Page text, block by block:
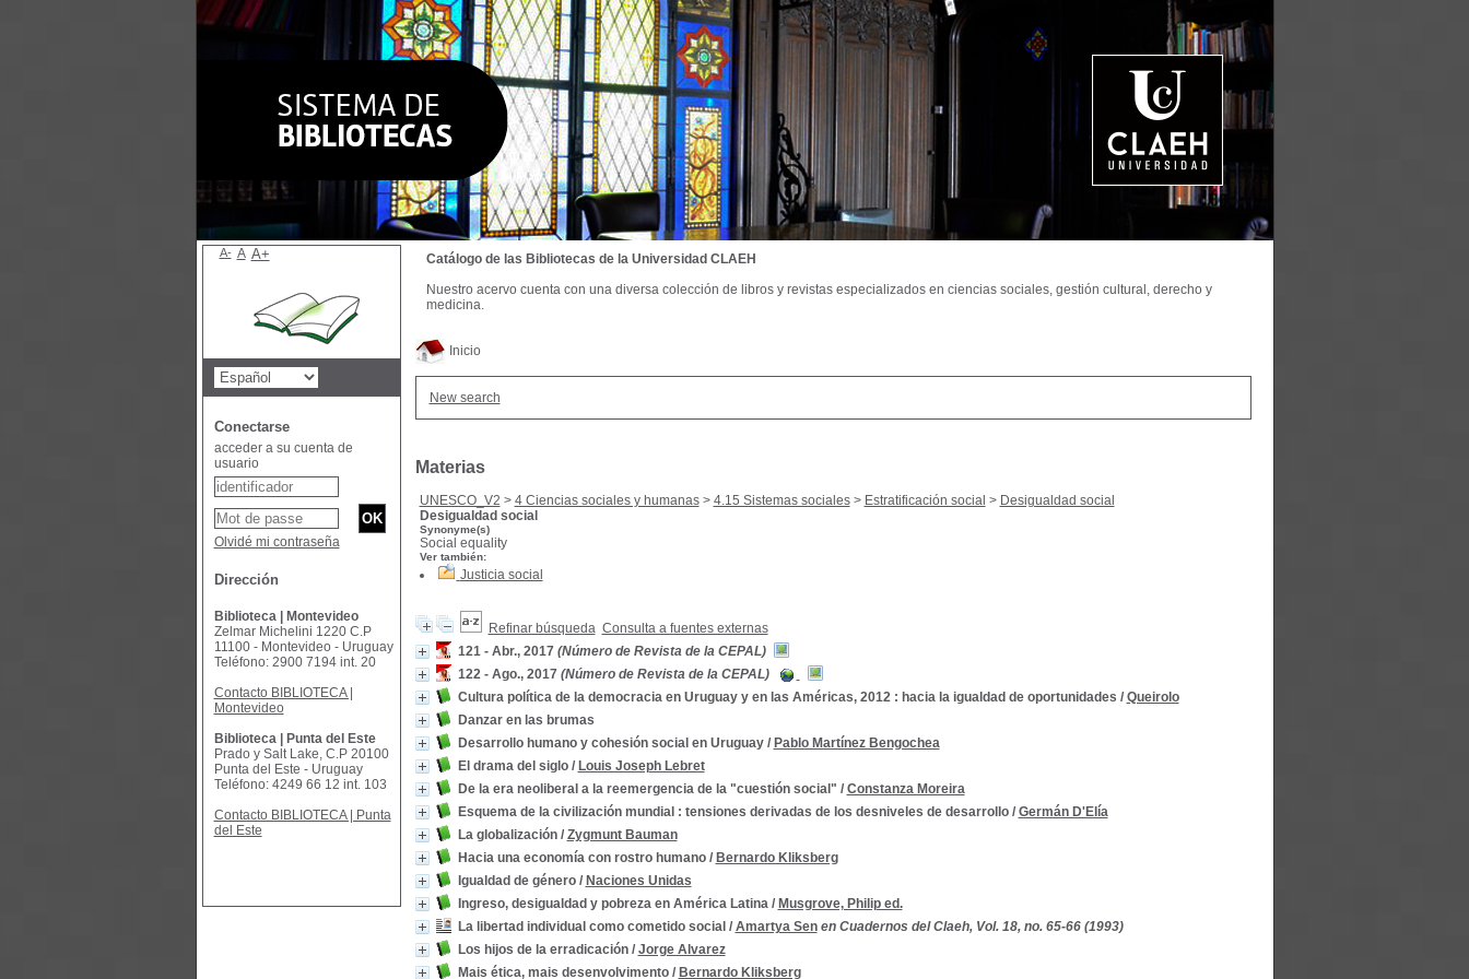
Inicio
New search
Materias
UNESCO_V2 > 4 Ciencias sociales y humanas> 4.15 Sistemas sociales> Estratificación social > Desigualdad social
Desigualdad social
Synonyme(s)
Social equality
Ver también:
Justicia social
Refinar búsqueda Consulta a fuentes externas
121 - Abr., 2017(Número de Revista de la CEPAL)
122 - Ago., 2017(Número de Revista de la CEPAL)
Cultura política de la democracia en Uruguay y en las Américas, 2012 : hacia la igualdad de oportunidades / Queirolo
Danzar en las brumas
Desarrollo humano y cohesión social en Uruguay/ Pablo Martínez Bengochea
El drama del siglo/ Louis Joseph Lebret
De la era neoliberal a la reemergencia de la "cuestión social" / Constanza Moreira
Esquema de la civilización mundial : tensiones derivadas de los desniveles de desarrollo/ Germán D'Elía
La globalización/ Zygmunt Bauman
Hacia una economía con rostro humano/ Bernardo Kliksberg
Igualdad de género/ Naciones Unidas
Ingreso, desigualdad y pobreza en América Latina/ Musgrove, Philip ed.
La libertad individual como cometido social / Amartya Sen en Cuadernos del Claeh, Vol. 18, no. 65-66 (1993)
Los hijos de la erradicación/ Jorge Alvarez
Mais ética, mais desenvolvimento/ Bernardo Kliksberg
Catálogo de las Bibliotecas de la Universidad CLAEH
Nuestro acervo cuenta con una diversa colección de libros y revistas especializados en ciencias sociales, gestión cultural, derecho y
medicina.
A- A A+
Conectarse
acceder a su cuenta de
usuario
Olvidé mi contraseña
Dirección
Biblioteca | Montevideo
Zelmar Michelini 1220 C.P
11100 - Montevideo - Uruguay
Teléfono: 2900 7194 int. 20
Contacto BIBLIOTECA |
Montevideo
Biblioteca | Punta del Este
Prado y Salt Lake, C.P 20100
Punta del Este - Uruguay
Teléfono: 4249 66 12 int. 103
Contacto BIBLIOTECA | Punta
del Este